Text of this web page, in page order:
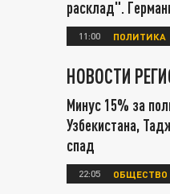
расклад".
11:00 ПОЛИТИКА
НОВОСТИ
Минус 15% за
Узбекистана,
спад
22:05 ОБЩЕСТВО